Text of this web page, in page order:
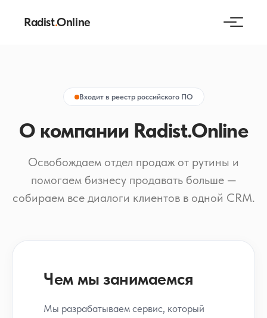
Radist.Online
Входит в реестр российского ПО
О компании Radist.Online
Освобождаем отдел продаж от рутины и
помогаем бизнесу продавать больше —
собираем все диалоги клиентов в одной CRM.
Чем мы занимаемся
Мы разрабатываем сервис, который